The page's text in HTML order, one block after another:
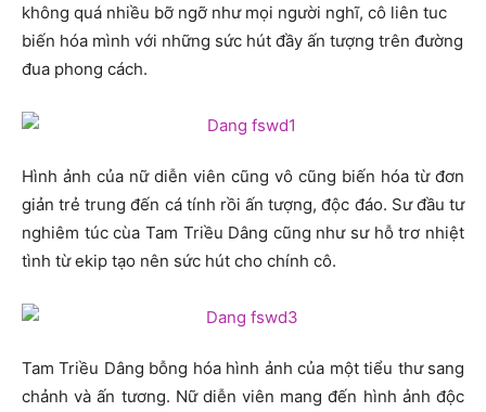
không quá nhiều bỡ ngỡ như mọi người nghĩ, cô liên tuc
biến hóa mình với những sức hút đầy ấn tượng trên đường
đua phong cách.
Hình ảnh của nữ diễn viên cũng vô cũng biến hóa từ đơn
giản trẻ trung đến cá tính rồi ấn tượng, độc đáo. Sư đầu tư
nghiêm túc cùa Tam Triều Dâng cũng như sư hỗ trơ nhiệt
tình từ ekip tạo nên sức hút cho chính cô.
Tam Triều Dâng bỗng hóa hình ảnh của một tiểu thư sang
chảnh và ấn tương. Nữ diễn viên mang đến hình ảnh độc